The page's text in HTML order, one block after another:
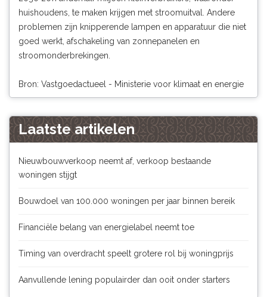
huishoudens, te maken krijgen met stroomuitval. Andere
problemen zijn knipperende lampen en apparatuur die niet
goed werkt, afschakeling van zonnepanelen en
stroomonderbrekingen.
Bron: Vastgoedactueel - Ministerie voor klimaat en energie
Laatste artikelen
Nieuwbouwverkoop neemt af, verkoop bestaande
woningen stijgt
Bouwdoel van 100.000 woningen per jaar binnen bereik
Financiële belang van energielabel neemt toe
Timing van overdracht speelt grotere rol bij woningprijs
Aanvullende lening populairder dan ooit onder starters